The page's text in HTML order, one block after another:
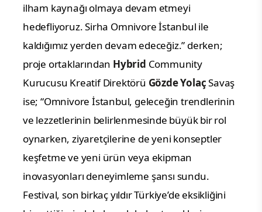
ilham kaynağı olmaya devam etmeyi
hedefliyoruz. Sirha Omnivore İstanbul ile
kaldığımız yerden devam edeceğiz.” derken;
proje ortaklarından Hybrid Community
Kurucusu Kreatif Direktörü Gözde YolaçSavaş
ise; “Omnivore İstanbul, geleceğin trendlerinin
ve lezzetlerinin belirlenmesinde büyük bir rol
oynarken, ziyaretçilerine de yeni konseptler
keşfetme ve yeni ürün veya ekipman
inovasyonları deneyimleme şansı sundu.
Festival, son birkaç yıldır Türkiye’de eksikliğini